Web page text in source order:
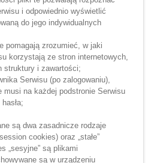
i odpowiednio wyświetlić
do jego indywidualnych
pomagają zrozumieć, w jaki
korzystają ze stron internetowych,
struktury i zawartości;
Serwisu (po zalogowaniu),
na każdej podstronie Serwisu
są dwa zasadnicze rodzaje
cookies) oraz „stałe”
„sesyjne” są plikami
są w urządzeniu